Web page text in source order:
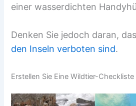
einer wasserdichten
Denken Sie jedoch daran,
den Inseln verboten sind.
Erstellen Sie Eine Wildtier-Checkliste